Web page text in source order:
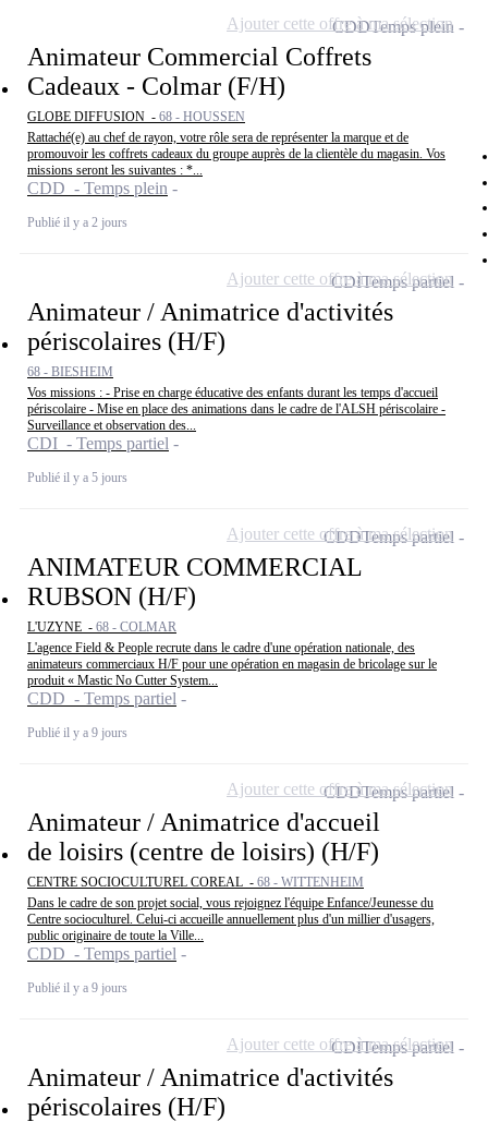
Animateur Commercial Coffrets
Cadeaux - Colmar (F/H)
GLOBE DIFFUSION - 68 - HOUSSEN
Rattaché(e) au chef de rayon, votre rôle sera de représenter la marque et de
promouvoir les coffrets cadeaux du groupe auprès de la clientèle du magasin. Vos
missions seront les suivantes : *...
CDD - Temps plein
Publié il y a 2 jours
CDDTemps plein
Ajouter cette offre à ma sélection
Animateur / Animatrice d'activités
périscolaires (H/F)
68 - BIESHEIM
Vos missions : - Prise en charge éducative des enfants durant les temps d'accueil
périscolaire - Mise en place des animations dans le cadre de l'ALSH périscolaire -
Surveillance et observation des...
CDI - Temps partiel
Publié il y a 5 jours
CDITemps partiel
Ajouter cette offre à ma sélection
ANIMATEUR COMMERCIAL
RUBSON (H/F)
L'UZYNE - 68 - COLMAR
L'agence Field & People recrute dans le cadre d'une opération nationale, des
animateurs commerciaux H/F pour une opération en magasin de bricolage sur le
produit « Mastic No Cutter System...
CDD - Temps partiel
Publié il y a 9 jours
CDDTemps partiel
Ajouter cette offre à ma sélection
Animateur / Animatrice d'accueil
de loisirs (centre de loisirs) (H/F)
CENTRE SOCIOCULTUREL COREAL - 68 - WITTENHEIM
Dans le cadre de son projet social, vous rejoignez l'équipe Enfance/Jeunesse du
Centre socioculturel. Celui-ci accueille annuellement plus d'un millier d'usagers,
public originaire de toute la Ville...
CDD - Temps partiel
Publié il y a 9 jours
CDDTemps partiel
Ajouter cette offre à ma sélection
Animateur / Animatrice d'activités
périscolaires (H/F)
CDITemps partiel
Ajouter cette offre à ma sélection